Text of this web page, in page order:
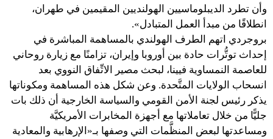
وأن تطرد الديبلوماسيين الهولنديين المقيمين في طهران،
انطلاقًا من مبدأ العمل المتبادل».
بروجردي اتهم الطرف الهولندي بالمساهمة المباشرة في
إحداث توتُّرات حادة بين أوروبا وإيران، تزامنًا مع زيارة روحاني
للعاصمة النمساوية فيينا، لبحث مصير الاتِّفاق النووي بعد
انسحاب الولايات المتَّحدة. وعن شكل هذه المساهمة ومكوناتها
يذكر رئيس لجنة الأمن القومي والسياسة الخارجية أن ذلك بات
جليًّا من خلال تعاملاتها مع أجهزة المخابرات الأمريكيَّة
ومساعدتها لبعض المنظَّمات التي وصفها بـ«الإرهابية والمعادية